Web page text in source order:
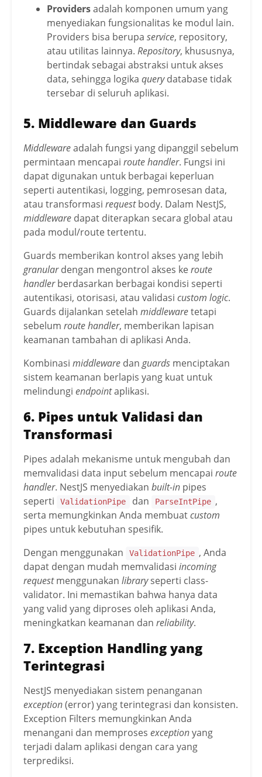
Providersadalah komponen umum yang
menyediakan fungsionalitas ke modul lain.
Providers bisa berupa service, repository,
atau utilitas lainnya. Repository, khususnya,
bertindak sebagai abstraksi untuk akses
data, sehingga logika querydatabase tidak
tersebar di seluruh aplikasi.
5. Middleware dan Guards
Middlewareadalah fungsi yang dipanggil sebelum
permintaan mencapai route handler. Fungsi ini
dapat digunakan untuk berbagai keperluan
seperti autentikasi, logging, pemrosesan data,
atau transformasi requestbody. Dalam NestJS,
middleware dapat diterapkan secara global atau
pada modul/route tertentu.
Guards memberikan kontrol akses yang lebih
granulardengan mengontrol akses keroute
handlerberdasarkan berbagai kondisi seperti
autentikasi, otorisasi, atau validasi custom logic.
Guards dijalankan setelah middlewaretetapi
sebelum route handler, memberikan lapisan
keamanan tambahan di aplikasi Anda.
Kombinasi middleware danguards menciptakan
sistem keamanan berlapis yang kuat untuk
melindungi endpointaplikasi.
6. Pipes untuk Validasi dan
Transformasi
Pipes adalah mekanisme untuk mengubah dan
memvalidasi data input sebelum mencapai route
handler. NestJS menyediakan built-in pipes
seperti
ValidationPipe dan ParseIntPipe ,
serta memungkinkan Anda membuatcustom
pipes untuk kebutuhan spesifik.
Dengan menggunakan
ValidationPipe , Anda
dapat dengan mudah memvalidasi incoming
requestmenggunakan libraryseperti class-
validator. Ini memastikan bahwa hanya data
yang valid yang diproses oleh aplikasi Anda,
meningkatkan keamanan dan reliability.
7. Exception Handling yang
Terintegrasi
NestJS menyediakan sistem penanganan
exception(error) yang terintegrasi dan konsisten.
Exception Filters memungkinkan Anda
menangani dan memproses exceptionyang
terjadi dalam aplikasi dengan cara yang
terprediksi.